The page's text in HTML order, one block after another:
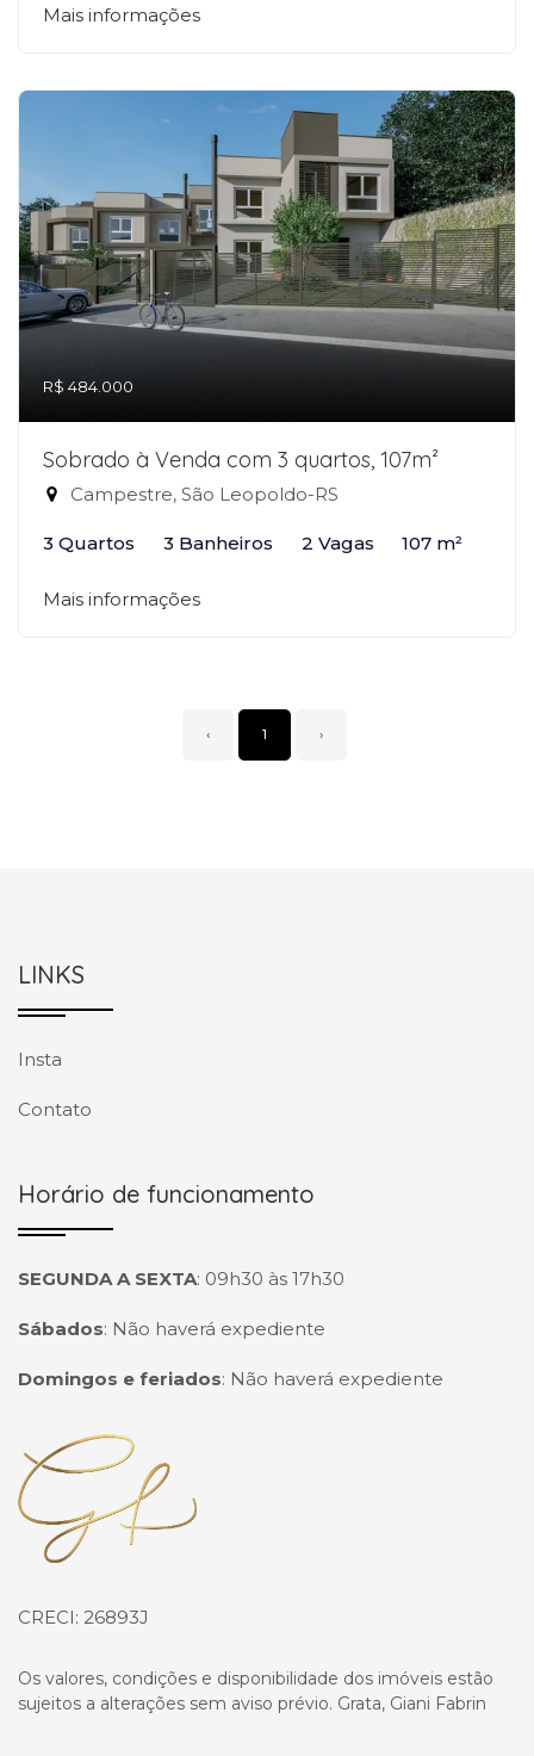
Mais informações
R$ 484.000
Sobrado à Venda com 3 quartos, 107m²
Campestre, São Leopoldo-RS
3 Quartos 3 Banheiros 2 Vagas 107 m²
Mais informações
‹ 1 ›
LINKS
Insta
Contato
Horário de funcionamento
SEGUNDA A SEXTA: 09h30 às 17h30
Sábados: Não haverá expediente
Domingos e feriados: Não haverá expediente
Página inicial
CRECI: 26893J
Os valores, condições e disponibilidade dos imóveis estão
sujeitos a alterações sem aviso prévio. Grata, Giani Fabrin